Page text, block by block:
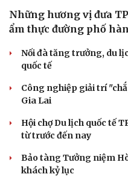
VĂN HÓA
Phó huyện trưởng của
truyền thống ở miền Tây
Phản ứng của Dwayne
bình chê bai
The Odyssey vượt 1 tỷ
tích sau 14 năm
Cần một hệ sinh thái
chuẩn